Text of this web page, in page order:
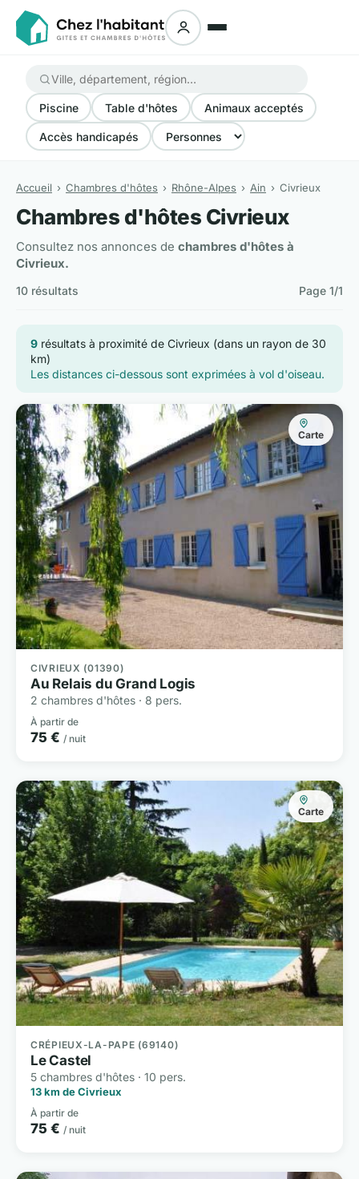
Piscine Table d'hôtes Animaux acceptés
Accès handicapés
Accueil Chambres d'hôtes Rhône-Alpes Ain Civrieux
Chambres d'hôtes Civrieux
Consultez nos annonces de chambres d'hôtes à
Civrieux.
10 résultats Page 1/1
9 résultats à proximité de Civrieux (dans un rayon de 30
km)
Les distances ci-dessous sont exprimées à vol d'oiseau.
Carte
CIVRIEUX (01390)
Au Relais du Grand Logis
2 chambres d'hôtes · 8 pers.
À partir de
75 € / nuit
Carte
CRÉPIEUX-LA-PAPE (69140)
Le Castel
5 chambres d'hôtes · 10 pers.
13 km de Civrieux
À partir de
75 € / nuit